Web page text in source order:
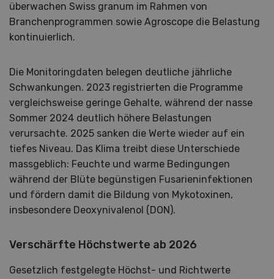
überwachen Swiss granum im Rahmen von
Branchenprogrammen sowie Agroscope die Belastung
kontinuierlich.
Die Monitoringdaten belegen deutliche jährliche
Schwankungen. 2023 registrierten die Programme
vergleichsweise geringe Gehalte, während der nasse
Sommer 2024 deutlich höhere Belastungen
verursachte. 2025 sanken die Werte wieder auf ein
tiefes Niveau. Das Klima treibt diese Unterschiede
massgeblich: Feuchte und warme Bedingungen
während der Blüte begünstigen Fusarieninfektionen
und fördern damit die Bildung von Mykotoxinen,
insbesondere Deoxynivalenol (DON).
Verschärfte Höchstwerte ab 2026
Gesetzlich festgelegte Höchst- und Richtwerte